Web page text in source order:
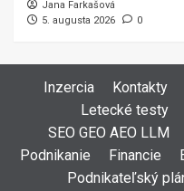
Jana Farkašová
5. augusta 2026
0
Inzercia Kontakty
Letecké testy
SEO GEO AEO LLM
Podnikanie
Financie
Podnikateľský